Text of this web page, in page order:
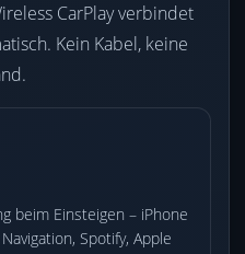
CarPlay verbindet
Kein Kabel, keine
beim Einsteigen – iPhone
Spotify, Apple